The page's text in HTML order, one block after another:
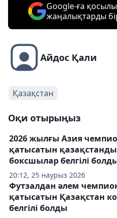
Google-ға
жаңалықтарды
Айдос Қали
Қазақстан
Оқи отырыңыз
20:12, 25 наурыз 2026
2026 жылғы Азия
қатысатын
боксшылар белгілі
Футзалдан әлем
қатысатын Қазақстан
белгілі болды